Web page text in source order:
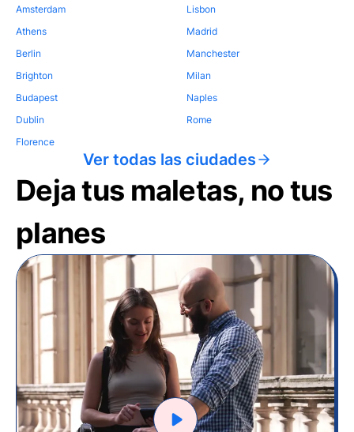
Amsterdam
Athens
Berlin
Brighton
Budapest
Dublin
Florence
Lisbon
Madrid
Manchester
Milan
Naples
Rome
Ver todas las ciudades
Deja tus maletas, no tus
planes